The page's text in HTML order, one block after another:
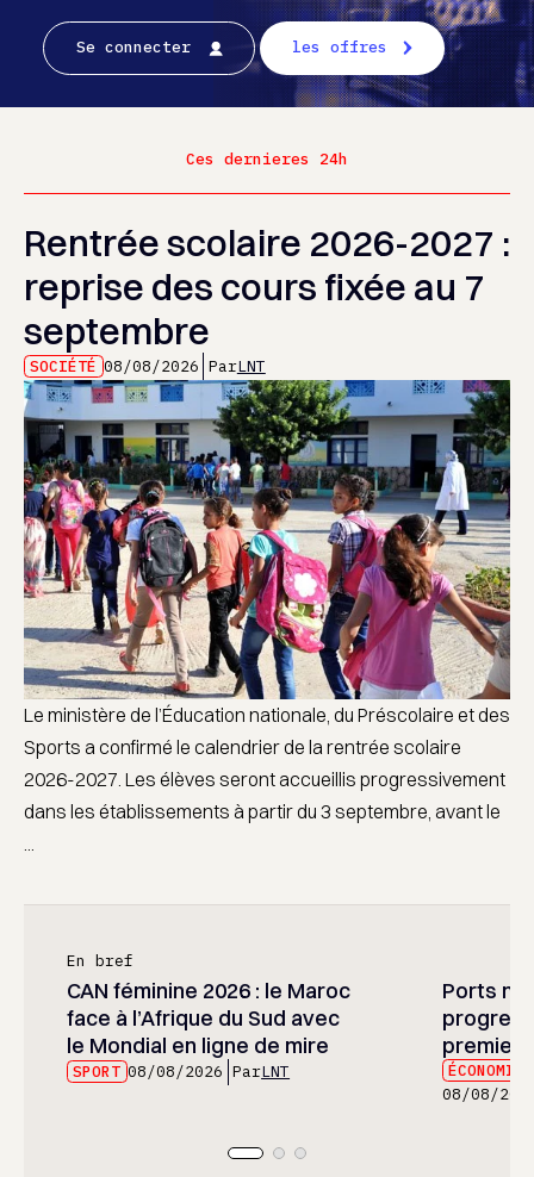
Se connecter les offres
Ces dernieres 24h
Rentrée scolaire 2026-2027 :
reprise des cours fixée au 7
septembre
SOCIÉTÉ 08/08/2026 ParLNT
Le ministère de l’Éducation nationale, du Préscolaire et des
Sports a confirmé le calendrier de la rentrée scolaire
2026-2027. Les élèves seront accueillis progressivement
dans les établissements à partir du 3 septembre, avant le
...
En bref
CAN féminine 2026 : le Maroc
face à l’Afrique du Sud avec
le Mondial en ligne de mire
SPORT 08/08/2026 ParLNT
Ports
premier
08/08/